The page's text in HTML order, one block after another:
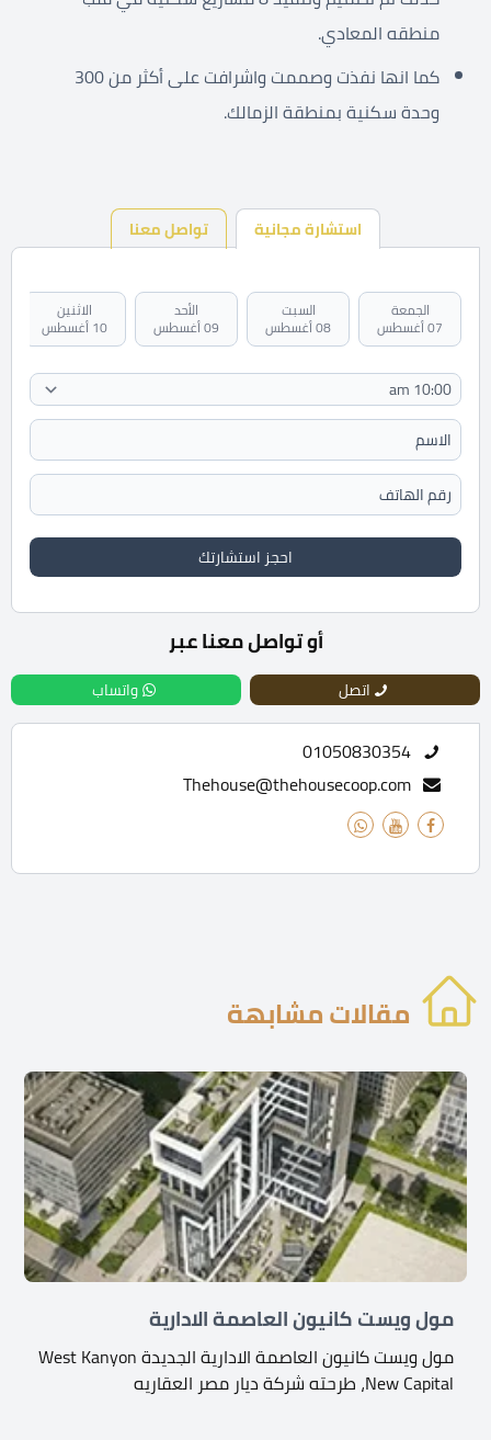
منطقه المعادي.
كما انها نفذت وصممت واشرافت على أكثر من 300
وحدة سكنية بمنطقة الزمالك.
استشارة مجانية تواصل معنا
الجمعة
07 أغسطس
السبت
08 أغسطس
الأحد
09 أغسطس
الاثنين
10 أغسطس
احجز استشارتك
أو تواصل معنا عبر
اتصل واتساب
01050830354
Thehouse@thehousecoop.com
مقالات مشابهة
مول ويست كانيون العاصمة الادارية
مول ويست كانيون العاصمة الادارية الجديدة West Kanyon
New Capital، طرحته شركة ديار مصر العقاريه